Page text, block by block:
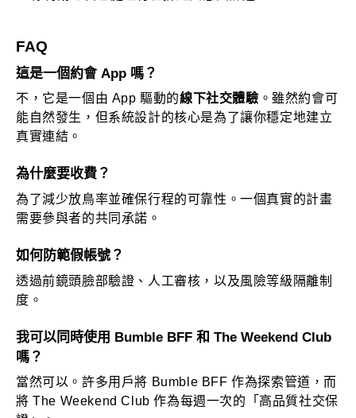
FAQ
這是一個約會 App 嗎？
不，它是一個由 App 驅動的線下社交體驗 。雖然約會可
能自然發生，但系統設計的核心是為了讓你穩定地建立
真實連結。
為什麼要收費？
為了減少放鳥率並確保行程的可靠性。一個真實的計畫
需要參與者的共同承諾。
如何防範假帳號？
透過前鏡頭臉部驗證、人工審核，以及風險等級隔離制
度。
我可以同時使用 Bumble BFF 和 The Weekend Club
嗎？
當然可以。許多用戶將 Bumble BFF 作為探索管道，而
將 The Weekend Club 作為每週一次的「高品質社交保